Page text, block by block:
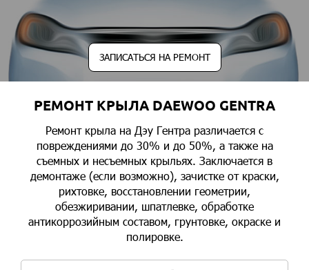
ЗАПИСАТЬСЯ НА РЕМОНТ
РЕМОНТ КРЫЛА DAEWOO GENTRA
Ремонт крыла на Дэу Гентра различается с
повреждениями до 30% и до 50%, а также на
съемных и несъемных крыльях. Заключается в
демонтаже (если возможно), зачистке от краски,
рихтовке, восстановлении геометрии,
обезжиривании, шпатлевке, обработке
антикоррозийным составом, грунтовке, окраске и
полировке.